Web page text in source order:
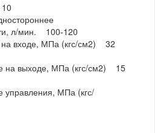
л/мин. 100-120
входе, МПа (кгс/см2) 32
на выходе, МПа (кгс/см2) 15
управления, МПа (кгс/